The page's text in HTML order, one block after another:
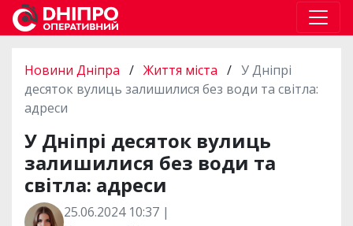
Новини Дніпра / Життя міста / У Дніпрі
десяток вулиць залишилися без води та світла:
адреси
У Дніпрі десяток вулиць
залишилися без води та
світла: адреси
25.06.2024 10:37 |